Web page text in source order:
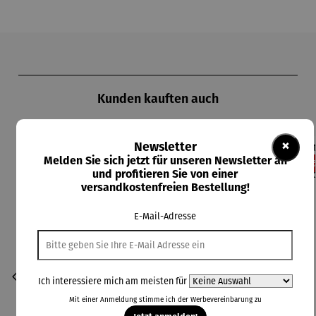
Kunden kauften auch
19% gespart Rabatt40% gespartRabatt 15% gespartRabatt
×
Newsletter
Melden Sie sich jetzt für unseren Newsletter an
und profitieren Sie von einer
versandkostenfreien Bestellung!
E-Mail-Adresse
Ich interessiere mich am meisten für
Mit einer Anmeldung stimme ich der Werbevereinbarungzu